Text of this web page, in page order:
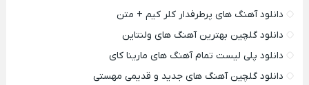
دانلود آهنگ های پرطرفدار کلر کیم + متن
دانلود گلچین بهترین آهنگ های ولنتاین
دانلود پلی لیست تمام آهنگ های مارینا کای
دانلود گلچین آهنگ های جدید و قدیمی مهستی